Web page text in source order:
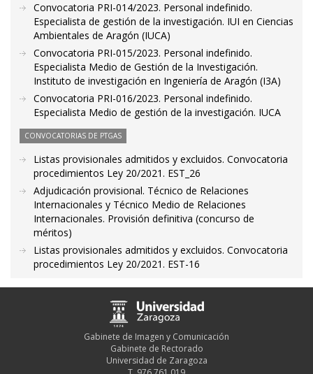
Convocatoria PRI-014/2023. Personal indefinido.
Especialista de gestión de la investigación. IUI en Ciencias
Ambientales de Aragón (IUCA)
Convocatoria PRI-015/2023. Personal indefinido.
Especialista Medio de Gestión de la Investigación.
Instituto de investigación en Ingeniería de Aragón (I3A)
Convocatoria PRI-016/2023. Personal indefinido.
Especialista Medio de gestión de la investigación. IUCA
CONVOCATORIAS DE PTGAS
Listas provisionales admitidos y excluidos. Convocatoria
procedimientos Ley 20/2021. EST_26
Adjudicación provisional. Técnico de Relaciones
Internacionales y Técnico Medio de Relaciones
Internacionales. Provisión definitiva (concurso de
méritos)
Listas provisionales admitidos y excluidos. Convocatoria
procedimientos Ley 20/2021. EST-16
Gabinete de Imagen y Comunicación
Gabinete de Rectorado
Universidad de Zaragoza